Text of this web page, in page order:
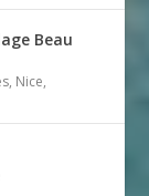
Beau
, Nice,